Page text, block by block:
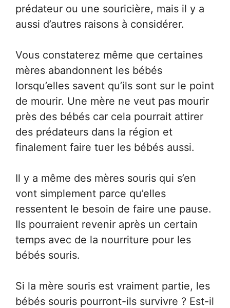
prédateur ou une souricière, mais il y a
aussi d’autres raisons à considérer.
Vous constaterez même que certaines
mères abandonnent les bébés
lorsqu’elles savent qu’ils sont sur le point
de mourir. Une mère ne veut pas mourir
près des bébés car cela pourrait attirer
des prédateurs dans la région et
finalement faire tuer les bébés aussi.
Il y a même des mères souris qui s’en
vont simplement parce qu’elles
ressentent le besoin de faire une pause.
Ils pourraient revenir après un certain
temps avec de la nourriture pour les
bébés souris.
Si la mère souris est vraiment partie, les
bébés souris pourront-ils survivre ? Est-il